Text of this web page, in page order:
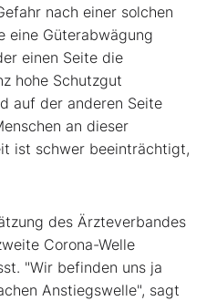
nach einer solchen
eine Güterabwägung
einen Seite die
hohe Schutzgut
auf der anderen Seite
an dieser
ist schwer beeinträchtigt,
des Ärzteverbandes
Corona-Welle
"Wir befinden uns ja
Anstiegswelle", sagt